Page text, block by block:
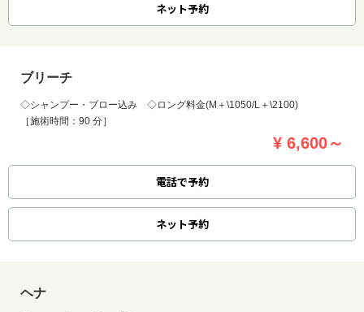
ネット予約
ブリーチ
◇シャンプー・ブロー込み ◇ロング料金(M＋\1050/L＋\2100)
［施術時間：90 分］
¥ 6,600～
電話で予約
ネット予約
ヘナ